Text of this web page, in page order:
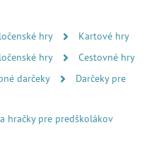
hry
Kartové hry
hry
Cestovné hry
darčeky
Darčeky pre
hračky pre predškolákov